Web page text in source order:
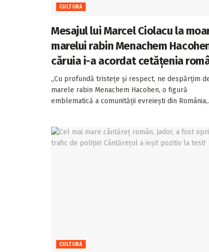
CULTURĂ
Mesajul lui Marcel Ciolacu la
marelui rabin Menachem
căruia i-a acordat cetățenia
„Cu profundă tristețe și respect, ne despărțim
marele rabin Menachem Hacohen, o figură
emblematică a comunității evreiești din
CULTURĂ